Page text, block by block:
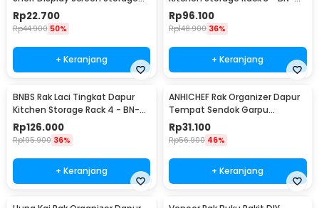
Desk Riser - G255
Rp22.700
Rp44.900 50%
+ Keranjang
2713 / BN-2714
Rp96.100
Rp148.900 36%
+ Keranjang
BNBS Rak Laci Tingkat Dapur
Kitchen Storage Rack 4 - BN-
2713 / BN-2714
Rp126.000
Rp195.900 36%
+ Keranjang
ANHICHEF Rak Organizer Dapur
Tempat Sendok Garpu
Tableware Storage Box - PP23
Rp31.100
Rp56.900 46%
+ Keranjang